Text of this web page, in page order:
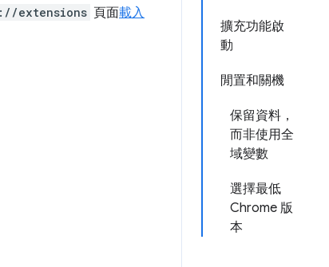
擴充功能啟
動
閒置和關機
保留資料，
而非使用全
域變數
選擇最低
Chrome 版
本
extensions 頁面載入